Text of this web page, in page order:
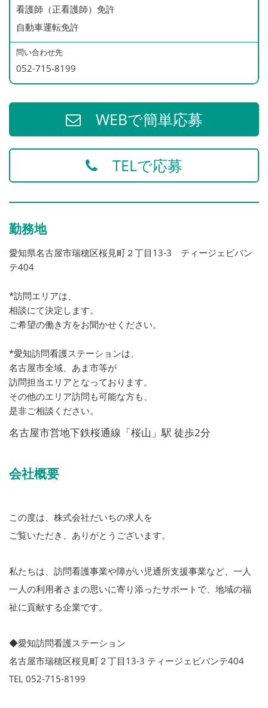
月71件以上 1,500円/1件につき
※1日あたりの訪問件数（平均）：6件
1訪問あたり30分程度、無理なく訪問できています。
◆退職金制度あり
看護師（正看護師）免許
自動車運転免許
問い合わせ先
052-715-8199
WEBで簡単応募
TELで応募
勤務地
愛知県名古屋市瑞穂区桜見町２丁目13-3 ティージェビバン
テ404
*訪問エリアは、
相談にて決定します。
ご希望の働き方をお聞かせください。
*愛知訪問看護ステーションは、
名古屋市全域、あま市等が
訪問担当エリアとなっております。
その他のエリア訪問も可能な方も、
是非ご相談ください。
名古屋市営地下鉄桜通線「桜山」駅 徒歩2分
会社概要
この度は、株式会社だいちの求人を
ご覧いただき、ありがとうございます。
私たちは、訪問看護事業や障がい児通所支援事業など、一人
一人の利用者さまの思いに寄り添ったサポートで、地域の福
祉に貢献する企業です。
◆愛知訪問看護ステーション
名古屋市瑞穂区桜見町２丁目13-3 ティージェビバンテ404
TEL 052-715-8199